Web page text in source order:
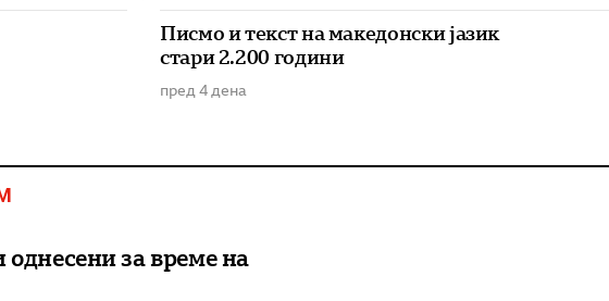
Писмо и текст на македонски јазик
стари 2.200 години
пред 4 дена
за време на